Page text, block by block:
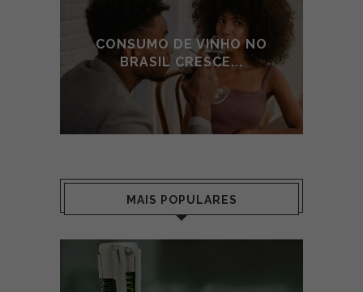
CONSUMO DE VINHO NO
BRASIL CRESCE...
MAIS POPULARES